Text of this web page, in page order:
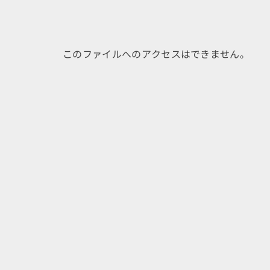
このファイルへのアクセスはできません。